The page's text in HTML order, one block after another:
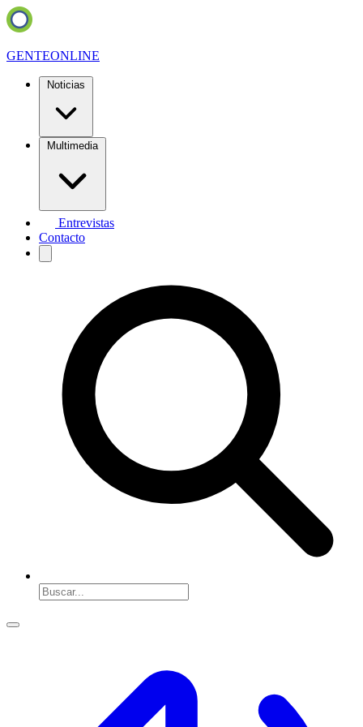
GENTEONLINE
Noticias
Multimedia
Entrevistas
Contacto